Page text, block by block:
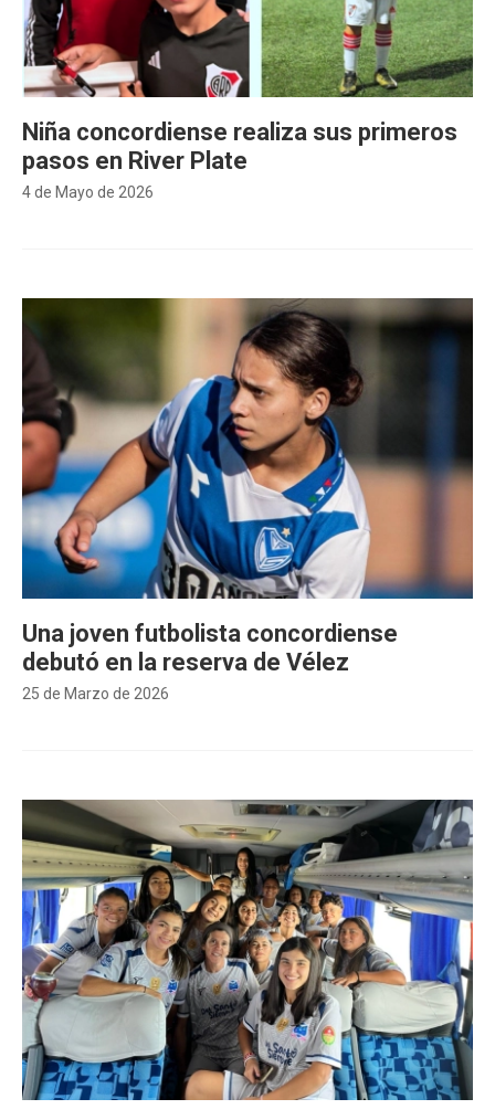
4 de Mayo de 2026
Niña concordiense realiza sus primeros
pasos en River Plate
25 de Marzo de 2026
Una joven futbolista concordiense
debutó en la reserva de Vélez